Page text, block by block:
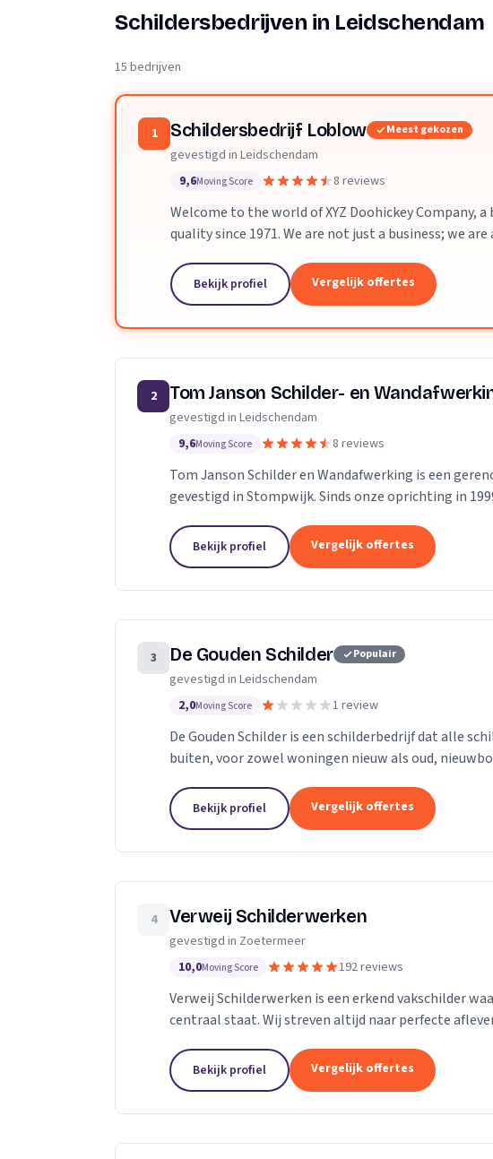
Schildersbedrijven in Leidschendam
15 bedrijven
1 Schildersbedrijf Loblow Meest gekozen
gevestigd in Leidschendam
9,6Moving Score 8 reviews
Welcome to the world of XYZ Doohickey Company,
quality since 1971. We are not just a business; we
Bekijk profiel Vergelijk offertes
2 Tom Janson Schilder- en
gevestigd in Leidschendam
9,6Moving Score 8 reviews
Tom Janson Schilder en Wandafwerking is een
gevestigd in Stompwijk. Sinds onze oprichting in
Bekijk profiel Vergelijk offertes
3 De Gouden Schilder Populair
gevestigd in Leidschendam
2,0Moving Score 1 review
De Gouden Schilder is een schilderbedrijf dat alle
buiten, voor zowel woningen nieuw als oud,
Bekijk profiel Vergelijk offertes
4 Verweij Schilderwerken
gevestigd in Zoetermeer
10,0Moving Score 192 reviews
Verweij Schilderwerken is een erkend vakschilder
centraal staat. Wij streven altijd naar perfecte
Bekijk profiel Vergelijk offertes